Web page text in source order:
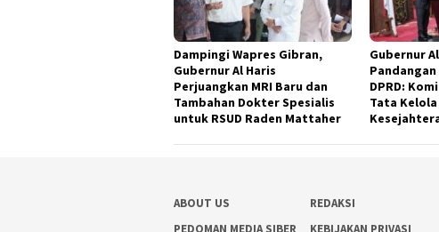
Dampingi Wapres Gibran,
Gubernur Al Haris
Perjuangkan MRI Baru dan
Tambahan Dokter Spesialis
untuk RSUD Raden Mattaher
Gubernur
DPRD:
Tata
ABOUT US REDAKSI
PEDOMAN MEDIA SIBER
KEBIJAKAN PRIVASI